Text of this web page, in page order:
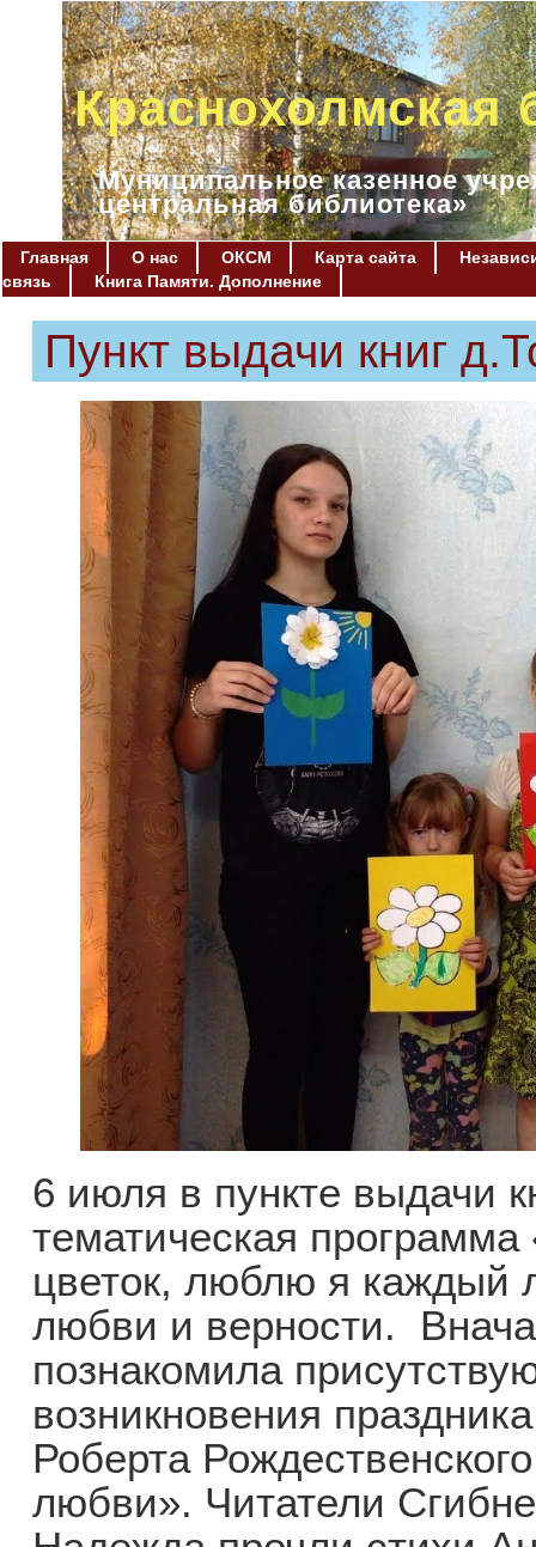
Краснохолмская
Муниципальное казенное
центральная библиотека»
Главная О нас ОКСМ Карта сайта
связь
Книга Памяти. Дополнение
Пункт выдачи книг
6 июля в пункте выдачи
тематическая
цветок, люблю я каждый
любви и верности.
познакомила
возникновения
Роберта
любви». Читатели